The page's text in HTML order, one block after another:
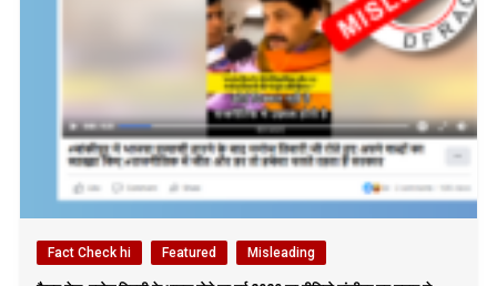
Fact Check hi Featured Misleading